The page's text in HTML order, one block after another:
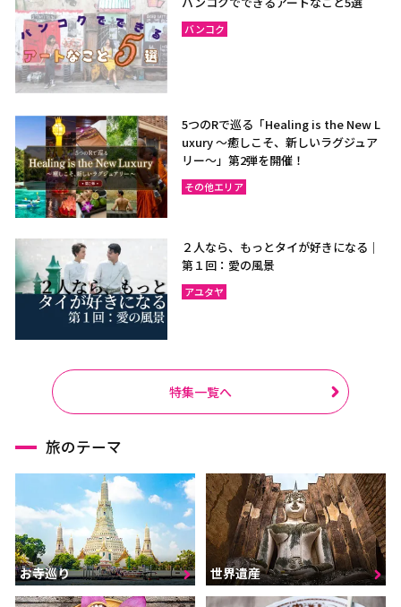
バンコク
5つのRで巡る「Healing is the New L
uxury ～癒しこそ、新しいラグジュア
リー〜」第2弾を開催！
その他エリア
２人なら、もっとタイが好きになる｜
第１回：愛の風景
アユタヤ
特集一覧へ
旅のテーマ
お寺巡り 世界遺産